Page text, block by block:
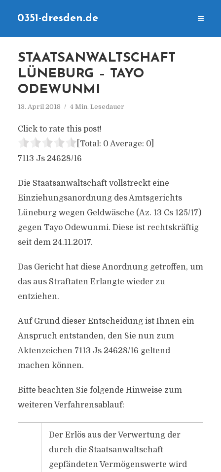
0351-dresden.de
STAATSANWALTSCHAFT
LÜNEBURG – TAYO
ODEWUNMI
13. April 2018 4 Min. Lesedauer
Click to rate this post!
[Total: 0 Average: 0]
7113 Js 24628/16
Die Staatsanwaltschaft vollstreckt eine
Einziehungsanordnung des Amtsgerichts
Lüneburg wegen Geldwäsche (Az. 13 Cs 125/17)
gegen Tayo Odewunmi. Diese ist rechtskräftig
seit dem 24.11.2017.
Das Gericht hat diese Anordnung getroffen, um
das aus Straftaten Erlangte wieder zu
entziehen.
Auf Grund dieser Entscheidung ist Ihnen ein
Anspruch entstanden, den Sie nun zum
Aktenzeichen 7113 Js 24628/16 geltend
machen können.
Bitte beachten Sie folgende Hinweise zum
weiteren Verfahrensablauf:
Der Erlös aus der Verwertung der
durch die Staatsanwaltschaft
gepfändeten Vermögenswerte wird